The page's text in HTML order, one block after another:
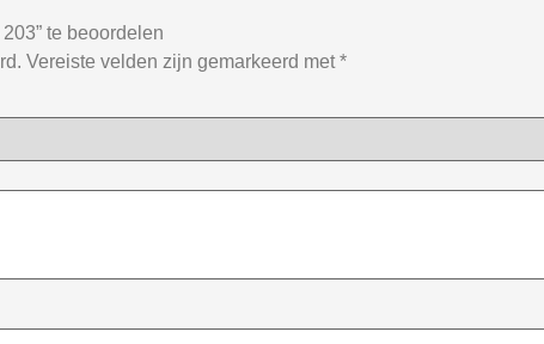
te beoordelen
Vereiste velden zijn gemarkeerd met*